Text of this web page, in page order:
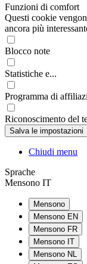
Funzioni di comfort
Questi cookie
ancora più
Blocco note
Statistiche e...
Programma di
Riconoscimento del
Chiudi menu
Sprache
Mensono IT
Mensono
Mensono EN
Mensono FR
Mensono IT
Mensono NL